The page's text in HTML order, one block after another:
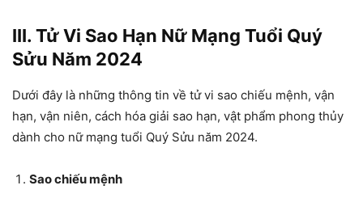
III. Tử Vi Sao Hạn Nữ Mạng Tuổi Quý
Sửu Năm 2024
Dưới đây là những thông tin về tử vi sao chiếu mệnh, vận
hạn, vận niên, cách hóa giải sao hạn, vật phẩm phong thủy
dành cho nữ mạng tuổi Quý Sửu năm 2024.
Sao chiếu mệnh